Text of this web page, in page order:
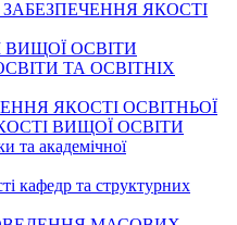
ЯКОСТІ
ВИЩОЇ ОСВІТИ
ТА ОСВІТНІХ
ЯКОСТІ ОСВІТНЬОЇ
ВИЩОЇ ОСВІТИ
та академічної
кафедр та структурних